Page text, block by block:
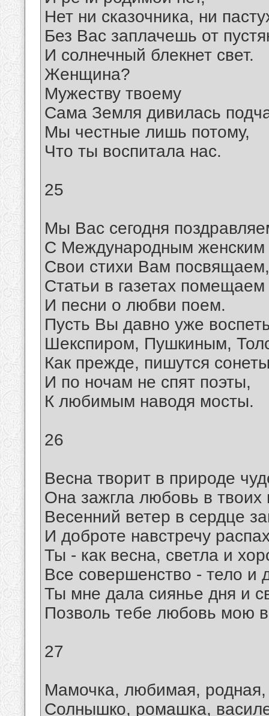
Нет ни сказочника, ни
Без Вас заплачешь от
И солнечный блекнет свет.
Женщина?
Мужеству твоему
Сама Земля дивилась
Мы честные лишь потому,
Что ты воспитала нас.
25
Мы Вас сегодня
С Международным женским
Свои стихи Вам посвящаем,
Статьи в газетах помещаем
И песни о любви поем.
Пусть Вы давно уже
Шекспиром, Пушкиным,
Как прежде, пишутся
И по ночам не спят поэты,
К любимым наводя мосты.
26
Весна творит в природе
Она зажгла любовь в твоих
Весенний ветер в сердце
И доброте навстречу
Ты - как весна, светла и
Все совершенство - тело и
Ты мне дала сиянье дня и
Позволь тебе любовь мою
27
Мамочка, любимая, родная,
Солнышко, ромашка,